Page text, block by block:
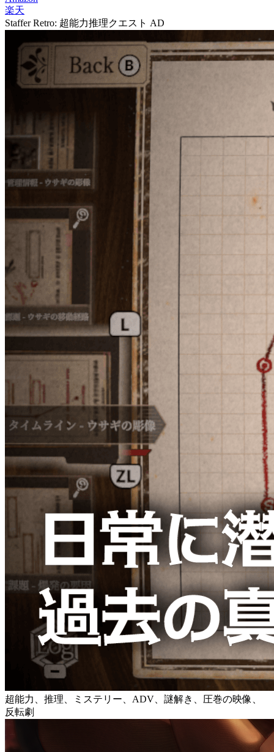
楽天
Staffer Retro: 超能力推理クエスト AD
超能力、推理、ミステリー、ADV、謎解き、圧巻の映像、
反転劇